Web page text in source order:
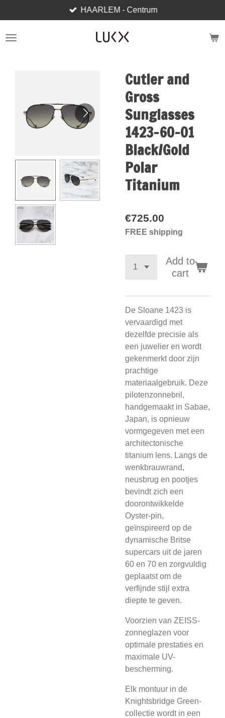
to
main
HAARLEM - Centrum
Cutler and
Gross
Sunglasses
1423-60-01
Black/Gold
Polar
Titanium
€725.00
FREE shipping
Add to
cart
De Sloane 1423 is
vervaardigd met
dezelfde precisie als
een juwelier en wordt
gekenmerkt door zijn
prachtige
materiaalgebruik. Deze
pilotenzonnebril,
handgemaakt in Sabae,
Japan, is opnieuw
vormgegeven met een
architectonische
titanium lens. Langs de
wenkbrauwrand,
neusbrug en pootjes
bevindt zich een
doorontwikkelde
Oyster-pin,
geïnspireerd op de
dynamische Britse
supercars uit de jaren
60 en 70 en zorgvuldig
geplaatst om de
verfijnde stijl extra
diepte te geven.
Voorzien van ZEISS-
zonneglazen voor
optimale prestaties en
maximale UV-
bescherming.
Elk montuur in de
Knightsbridge Green-
collectie wordt in een